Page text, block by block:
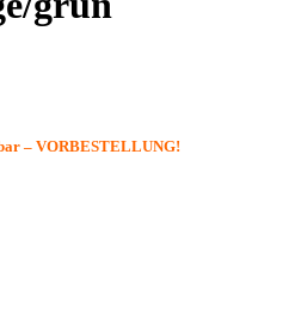
– VORBESTELLUNG!